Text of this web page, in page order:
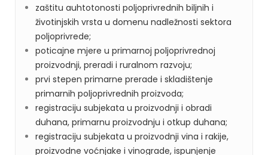
zaštitu auhtotonosti poljoprivrednih biljnih i
životinjskih vrsta u domenu nadležnosti sektora
poljoprivrede;
poticajne mjere u primarnoj poljoprivrednoj
proizvodnji, preradi i ruralnom razvoju;
prvi stepen primarne prerade i skladištenje
primarnih poljoprivrednih proizvoda;
registraciju subjekata u proizvodnji i obradi
duhana, primarnu proizvodnju i otkup duhana;
registraciju subjekata u proizvodnji vina i rakije,
proizvodne voćnjake i vinograde, ispunjenje